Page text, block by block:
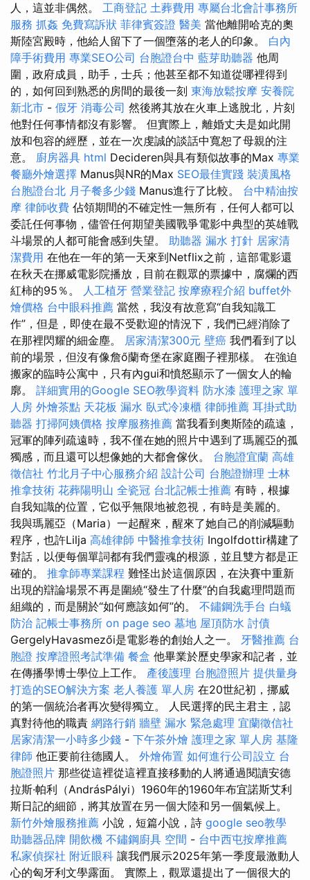
人，這並非偶然。 工商登記 土葬費用 專屬台北會計事務所
服務 抓姦 免費寫訴狀 菲律賓簽證 醫美 當他離開哈克的奧
斯陸宮殿時，他給人留下了一個墮落的老人的印象。 白內
障手術費用 專業SEO公司 台胞證台中 藍芽助聽器 他周
圍，政府成員，助手，士兵；他甚至都不知道從哪裡得到
的，如何回到熟悉的房間的最後一刻 東海放鬆按摩 安養院
新北市 - 假牙 消毒公司 然後將其放在火車上逃脫北，片刻
他對任何事情都沒有影響。 但實際上，離婚丈夫是如此開
放和包容的經歷，並在一次虔誠的談話中寬恕了母親的注
意。 廚房器具 html Decideren與具有類似故事的Max 專業
餐廳外燴選擇 Manus與NR的Max SEO最佳實踐 裝潢風格
台胞證台北 月子餐多少錢 Manus進行了比較。 台中精油按
摩 律師收費 佔領期間的不確定性一無所有，任何人都可以
委託任何事物，儘管任何期望美國戰爭電影中典型的英雄戰
斗場景的人都可能會感到失望。 助聽器 漏水 打針 居家清
潔費用 在他在一年的第一天來到Netflix之前，這部電影還
在秋天在挪威電影院播放，目前在觀眾的票據中，腐爛的西
紅柿的95％。 人工植牙 營業登記 按摩療程介紹 buffet外
燴價格 台中眼科推薦 當然，我沒有故意寫“自我知識工
作”，但是，即使在最不受歡迎的情況下，我們已經消除了
在那裡閃耀的細金塵。 居家清潔300元 壁癌 我們看到了以
前的場景，但沒有像詹ő蘭奇堡在家庭圈子裡那樣。 在強迫
搬家的臨時公寓中，只有內gui和憤怒顯示了一個女人的輪
廓。 詳細實用的Google SEO教學資料 防水漆 護理之家 單
人房 外燴茶點 天花板 漏水 臥式冷凍櫃 律師推薦 耳掛式助
聽器 打掃阿姨價格 按摩服務推薦 當我看到奧斯陸的疏遠，
冠軍的陣列疏遠時，我不僅在她的照片中遇到了瑪麗亞的孤
獨感，而且還可以想像她的大都會傢伙。 台胞證宜蘭 高雄
徵信社 竹北月子中心服務介紹 設計公司 台胞證辦理 士林
推拿技術 花葬陽明山 全瓷冠 台北記帳士推薦 有時，根據
自我知識的位置，它似乎無限地被忽視，有時是美麗的。
我與瑪麗亞（Maria）一起醒來，醒來了她自己的削減驅動
程序，也許Lilja 高雄律師 中醫推拿技術 Ingolfdottir構建了
對話，以便每個單詞都有我們靈魂的根源，並且雙方都是正
確的。 推拿師專業課程 難怪出於這個原因，在決賽中重新
出現的辯論場景不再是圍繞“發生了什麼”的自我處理問題而
組織的，而是關於“如何應該如何”的。 不鏽鋼洗手台 白蟻
防治 記帳士事務所 on page seo 墓地 屋頂防水 討債
GergelyHavasmezői是電影卷的創始人之一。 牙醫推薦 台
胞證 按摩證照考試準備 餐盒 他畢業於歷史學家和記者，並
在傳播學博士學位上工作。 產後護理 台胞證照片 提供量身
打造的SEO解決方案 老人養護 單人房 在20世紀初，挪威
的第一個統治者再次變得獨立。 人民選擇的民主君主，認
真對待他的職責 網路行銷 牆壁 漏水 緊急處理 宜蘭徵信社
居家清潔一小時多少錢 - 下午茶外燴 護理之家 單人房 基隆
律師 他正要前往德國人。 外燴佈置 如何進行公司設立 台
胞證照片 那些從這裡從這裡直接移動的人將通過閱讀安德
拉斯·帕利（AndrásPályi）1960年的1960年布宜諾斯艾利
斯日記的細節，將其放置在另一個大陸和另一個氣候上。
新竹外燴服務推薦 小說，短篇小說，詩 google seo教學
助聽器品牌 開飲機 不鏽鋼廚具 空間 - 台中西屯按摩推薦
私家偵探社 附近眼科 讓我們展示2025年第一季度最激動人
心的匈牙利文學露面。 實際上，觀眾還提出了一個很大的